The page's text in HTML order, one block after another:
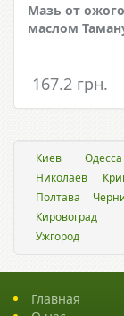
Мазь от
маслом
167.2 грн.
Киев Одесса
Николаев
Полтава
Кировоград
Ужгород
Главная